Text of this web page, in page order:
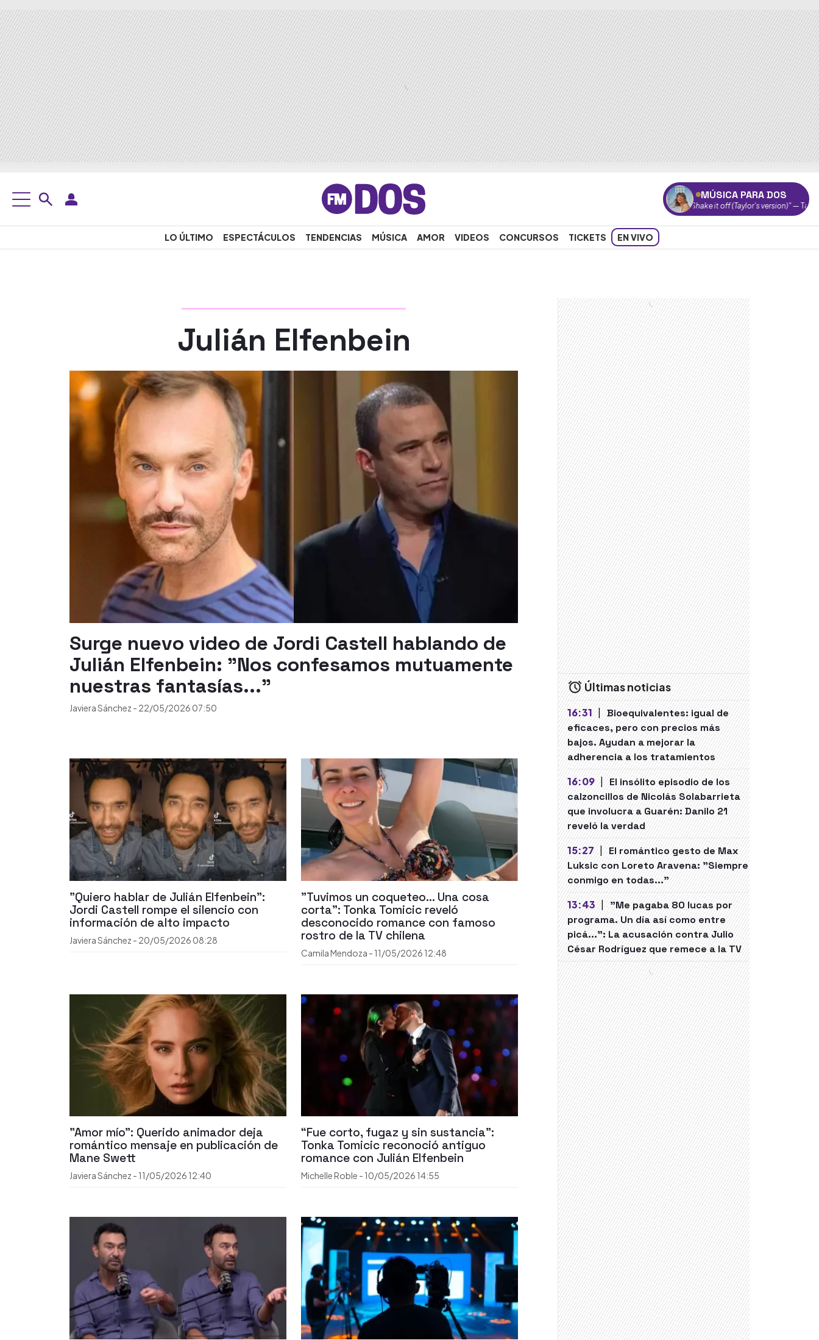
MÚSICA PARA DOS
"Shake it off (Taylor's version)"— Taylor Swift
LO ÚLTIMO ESPECTÁCULOS TENDENCIAS MÚSICA AMOR VIDEOS CONCURSOS TICKETS EN VIVO
Julián Elfenbein
Surge nuevo video de Jordi Castell hablando de
Julián Elfenbein: "Nos confesamos mutuamente
nuestras fantasías..."
Javiera Sánchez - 22/05/2026 07:50
"Quiero hablar de Julián Elfenbein":
Jordi Castell rompe el silencio con
información de alto impacto
Javiera Sánchez - 20/05/2026 08:28
"Tuvimos un coqueteo... Una cosa
corta": Tonka Tomicic reveló
desconocido romance con famoso
rostro de la TV chilena
Camila Mendoza - 11/05/2026 12:48
"Amor mío": Querido animador deja
romántico mensaje en publicación de
Mane Swett
Javiera Sánchez - 11/05/2026 12:40
“Fue corto, fugaz y sin sustancia”:
Tonka Tomicic reconoció antiguo
romance con Julián Elfenbein
Michelle Roble - 10/05/2026 14:55
Últimas noticias
16:31 | Bioequivalentes: igual de
eficaces, pero con precios más
bajos. Ayudan a mejorar la
adherencia a los tratamientos
16:09 | El insólito episodio de los
calzoncillos de Nicolás Solabarrieta
que involucra a Guarén: Danilo 21
reveló la verdad
15:27 | El romántico gesto de Max
Luksic con Loreto Aravena: "Siempre
conmigo en todas..."
13:43 | "Me pagaba 80 lucas por
programa. Un día así como entre
picá...": La acusación contra Julio
César Rodríguez que remece a la TV